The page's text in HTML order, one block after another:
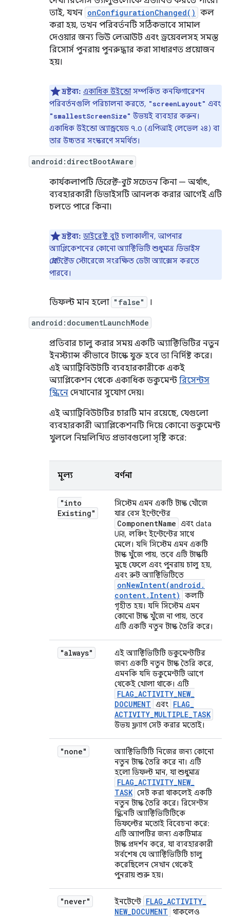
তাই, যখন onConfigurationChanged() কল
করা হয়, তখন পরিবর্তনটি সঠিকভাবে সামাল
দেওয়ার জন্য ভিউ লেআউট এবং ড্রয়েবলসহ সমস্ত
রিসোর্স পুনরায় পুনরুদ্ধার করা সাধারণত প্রয়োজন
হয়।
দ্রষ্টব্য: একাধিক উইন্ডোসম্পর্কিত কনফিগারেশন
পরিবর্তনগুলি পরিচালনা করতে, "screenLayout" এবং
"smallestScreenSize" উভয়ই ব্যবহার করুন।
একাধিক উইন্ডো অ্যান্ড্রয়েড ৭.০ (এপিআই লেভেল ২৪) বা
তার উচ্চতর সংস্করণে সমর্থিত।
android:directBootAware
কার্যকলাপটি ডিরেক্ট-বুট সচেতনকিনা — অর্থাৎ,
ব্যবহারকারী ডিভাইসটি আনলক করার আগেই এটি
চলতে পারে কিনা।
দ্রষ্টব্য: ডাইরেক্ট বুট চলাকালীন, আপনার
অ্যাপ্লিকেশনের কোনো অ্যাক্টিভিটি শুধুমাত্র ডিভাইস
প্রোটেক্টেডস্টোরেজে সংরক্ষিত ডেটা অ্যাক্সেস করতে
পারবে।
ডিফল্ট মান হলো "false" ।
android:documentLaunchMode
প্রতিবার চালু করার সময় একটি অ্যাক্টিভিটির নতুন
ইনস্ট্যান্স কীভাবে টাস্কে যুক্ত হবে তা নির্দিষ্ট করে।
এই অ্যাট্রিবিউটটি ব্যবহারকারীকে একই
অ্যাপ্লিকেশন থেকে একাধিক ডকুমেন্ট রিসেন্টস
স্ক্রিনে দেখানোর সুযোগ দেয়।
এই অ্যাট্রিবিউটটির চারটি মান রয়েছে, যেগুলো
ব্যবহারকারী অ্যাপ্লিকেশনটি দিয়ে কোনো ডকুমেন্ট
খুললে নিম্নলিখিত প্রভাবগুলো সৃষ্টি করে:
মূল্য বর্ণনা
"into
Existing"
সিস্টেম এমন একটি টাস্ক খোঁজে
যার বেস ইন্টেন্টের
ComponentName এবং data
URI, লঞ্চিং ইন্টেন্টের সাথে
মেলে। যদি সিস্টেম এমন একটি
টাস্ক খুঁজে পায়, তবে এটি টাস্কটি
মুছে ফেলে এবং পুনরায় চালু হয়,
এবং রুট অ্যাক্টিভিটিতে
onNewIntent(android .
content. Intent)
কলটি
গৃহীত হয়। যদি সিস্টেম এমন
কোনো টাস্ক খুঁজে না পায়, তবে
এটি একটি নতুন টাস্ক তৈরি করে।
"always"
এই অ্যাক্টিভিটিটি ডকুমেন্টটির
জন্য একটি নতুন টাস্ক তৈরি করে,
এমনকি যদি ডকুমেন্টটি আগে
থেকেই খোলা থাকে। এটি
FLAG_ACTIVITY_NEW_
DOCUMENT এবং FLAG_
ACTIVITY_MULTIPLE_TASK
উভয় ফ্ল্যাগ সেট করার মতোই।
"none"
অ্যাক্টিভিটিটি নিজের জন্য কোনো
নতুন টাস্ক তৈরি করে না। এটি
হলো ডিফল্ট মান, যা শুধুমাত্র
FLAG_ACTIVITY_NEW_
TASK সেট করা থাকলেই একটি
নতুন টাস্ক তৈরি করে। রিসেন্টস
স্ক্রিনটি অ্যাক্টিভিটিটিকে
ডিফল্টের মতোই বিবেচনা করে:
এটি অ্যাপটির জন্য একটিমাত্র
টাস্ক প্রদর্শন করে, যা ব্যবহারকারী
সর্বশেষ যে অ্যাক্টিভিটিটি চালু
করেছিলেন সেখান থেকেই
পুনরায় শুরু হয়।
"never" ইনটেন্টে FLAG_ACTIVITY_
NEW_DOCUMENT
থাকলেও